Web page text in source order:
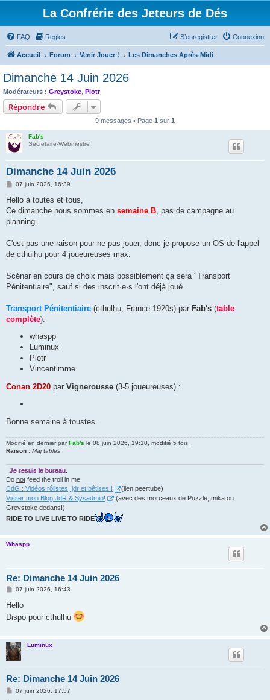
La Confrérie des Jeteurs de Dés
FAQ Règles Connexion
S’enregistrer
Accueil Forum Venir Jouer ! Les Dimanches Après-Midi
Dimanche 14 Juin 2026
Modérateurs : Greystoke Piotr
Répondre
9 messages • Page 1 sur 1
Fab's
Secrétaire-Webmestre
Dimanche 14 Juin 2026
M
s
a
g
07 juin 2026, 16:39
Hello à toutes et tous,
Ce dimanche nous sommes en semaine B , pas de campagne au
planning.
C'est pas une raison pour ne pas jouer, donc je propose un OS de l'appel
de cthulhu pour 4 joueureuses max.
Scénar en cours de choix mais possiblement ça sera "Transport
Pénitentiaire", sauf si des inscrit·e·s l'ont déjà joué.
Transport Pénitentiaire (cthulhu, France 1920s) par Fab's (table
complète):
whaspp
Luminux
Piotr
Vincentimme
Conan 2D20 par Vignerousse (3-5 joueureuses) :
Bonne semaine à toustes.
Modifié en dernier parFab's le 08 juin 2026, 19:10, modifié 5 fois.
Raison : Maj tables
Je resuis le bureau.
Do not feed the troll in me
CdG : Vidéos rôlistes, jdr et bêtises !
(lien peertube)
Visiter mon Blog JdR & Sysadmin!
(avec des morceaux de Puzzle, mika ou
Greystoke dedans!)
RIDE TO LIVE LIVE TO RIDE
Whaspp
Re: Dimanche 14 Juin 2026
M
s
a
07 juin 2026, 16:43
Hello
Dispo pour cthulhu
Luminux
Re: Dimanche 14 Juin 2026
M07 juin 2026, 17:57